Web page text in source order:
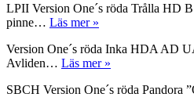
Röde
Tulo
LPII Version One´s röda Trålla HD
pinne… Läs mer »
Röda
Trålla
Version One´s röda Inka HDA AD
Avliden… Läs mer »
Röda
SBCH Version One´s röda